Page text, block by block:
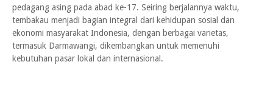
pedagang asing pada abad ke-17. Seiring berjalannya waktu,
tembakau menjadi bagian integral dari kehidupan sosial dan
ekonomi masyarakat Indonesia, dengan berbagai varietas,
termasuk Darmawangi, dikembangkan untuk memenuhi
kebutuhan pasar lokal dan internasional.